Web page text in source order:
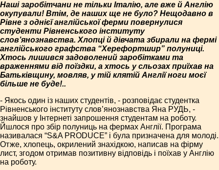
Наші заробітчани не тільки Італію, але вже й Англію
окупували! Втім, де наших ще не було? Нещодавно в
Рівне з однієї англійської ферми повернулися
студенти Рівненського інституту
слов’янознавства. Хлопці й дівчата збирали на фермі
англійського графства “Херефортшир” полуниці.
Хтось лишився задоволений заробітками та
враженнями від поїздки, а хтось у сльозах приїхав на
Батьківщину, мовляв, у тій клятій Англії ноги моєї
більше не буде!..
- Якось один із наших студентів, - розповідає студентка
Рівненського інституту слов’янознавства Яна РУДЬ, -
знайшов у Інтернеті запрошення студентам на роботу.
Йшлося про збір полуниць на фермах Англії. Програма
називалася “S&A PRODUCE” і була призначена для молоді.
Отже, хлопець, окрилений знахідкою, написав на фірму
лист, згодом отримав позитивну відповідь і поїхав у Англію
на роботу.